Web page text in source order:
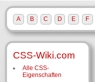
CSS-Wiki.com
Alle CSS-
Eigenschaften
A B C D E F